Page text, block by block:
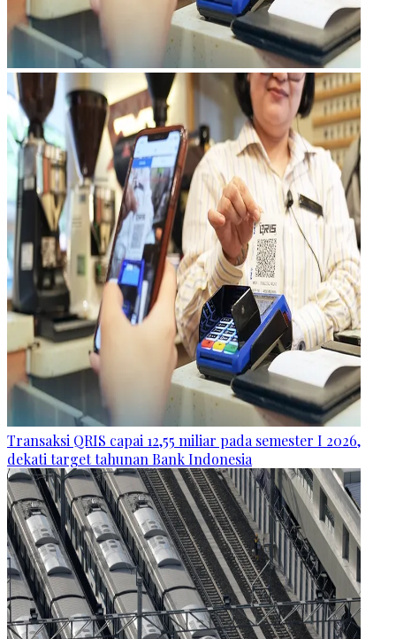
Transaksi QRIS capai 12,55 miliar pada semester I 2026,
dekati target tahunan Bank Indonesia